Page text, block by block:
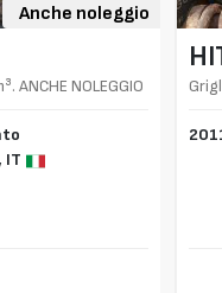
Anche noleggio
NOLEGGIO
IT